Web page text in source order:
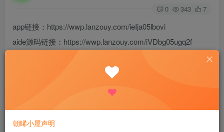
0 343 7
app链接：https://wwp.lanzouy.com/ieIja05lbovi
aide源码链接：https://wwp.lanzouy.com/iVDbg05ugq2f
使用方法，在qr主程序中勾选任意群
然后在你勾选的群中发送初始化
朝晞小屋声明